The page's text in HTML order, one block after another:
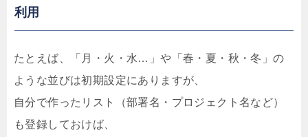
利用
たとえば、「月・火・水…」や「春・夏・秋・冬」の
ような並びは初期設定にありますが、
自分で作ったリスト（部署名・プロジェクト名など）
も登録しておけば、